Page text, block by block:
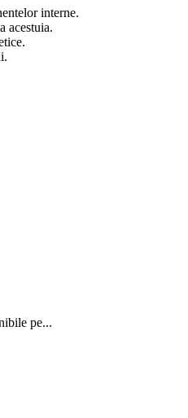
interne.
acestuia.
pe...